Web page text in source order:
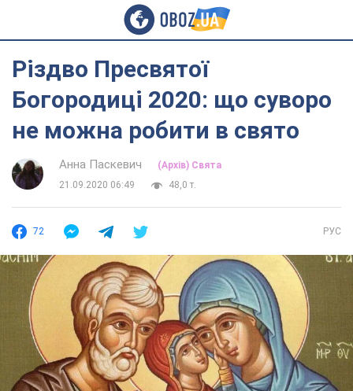
Різдво Пресвятої
Богородиці 2020: що суворо
не можна робити в свято
Анна Паскевич
(Архів) Свята
21.09.2020 06:49
48,0 т.
72 РУС